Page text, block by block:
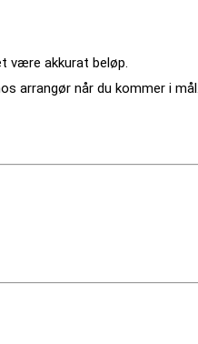
være akkurat beløp.
arrangør når du kommer i mål.